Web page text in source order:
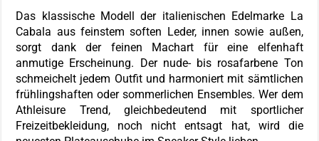
Das klassische Modell der italienischen Edelmarke La
Cabala aus feinstem soften Leder, innen sowie außen,
sorgt dank der feinen Machart für eine elfenhaft
anmutige Erscheinung. Der nude- bis rosafarbene Ton
schmeichelt jedem Outfit und harmoniert mit sämtlichen
frühlingshaften oder sommerlichen Ensembles. Wer dem
Athleisure Trend, gleichbedeutend mit sportlicher
Freizeitbekleidung, noch nicht entsagt hat, wird die